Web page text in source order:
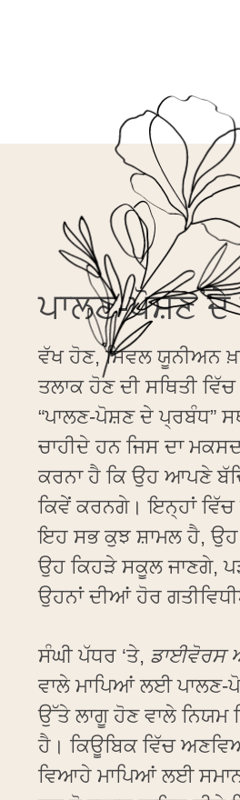
ਪਾਲਣ-ਪੋਸ਼ਣ
ਵੱਖ ਹੋਣ, ਸਿਵਲ ਯੂਨੀਅਨ
ਤਲਾਕ ਹੋਣ ਦੀ ਸਥਿਤੀ
“ਪਾਲਣ-ਪੋਸ਼ਣ ਦੇ ਪ੍ਰਬੰਧ”
ਚਾਹੀਦੇ ਹਨ ਜਿਸ ਦਾ
ਕਰਨਾ ਹੈ ਕਿ ਉਹ ਆਪਣੇ
ਕਿਵੇਂ ਕਰਨਗੇ। ਇਨ੍ਹਾਂ ਵਿੱਚ
ਇਹ ਸਭ ਕੁਝ ਸ਼ਾਮਲ ਹੈ, ਉਹ
ਉਹ ਕਿਹੜੇ ਸਕੂਲ ਜਾਣਗੇ,
ਉਹਨਾਂ ਦੀਆਂ ਹੋਰ
ਸੰਘੀ ਪੱਧਰ ‘ਤੇ, ਡਾਈਵੋਰਸ
ਵਾਲੇ ਮਾਪਿਆਂ ਲਈ ਪਾਲਣ-
ਉੱਤੇ ਲਾਗੂ ਹੋਣ ਵਾਲੇ ਨਿਯਮ
ਹੈ। ਕਿਊਬਿਕ ਵਿੱਚ
ਵਿਆਹੇ ਮਾਪਿਆਂ ਲਈ